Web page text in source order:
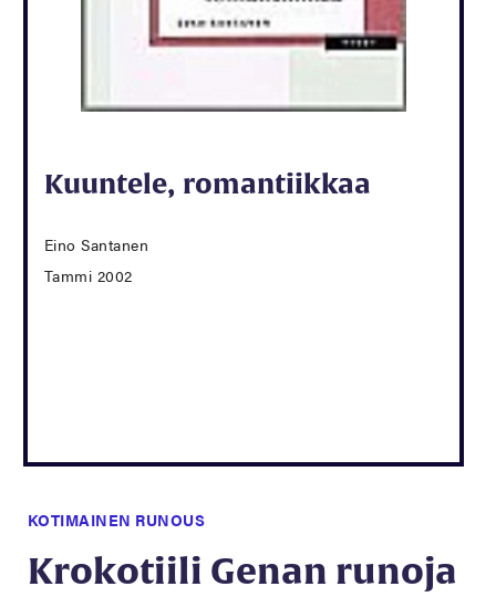
Kuuntele, romantiikkaa
Eino Santanen
Tammi 2002
KOTIMAINEN RUNOUS
Krokotiili Genan runoja